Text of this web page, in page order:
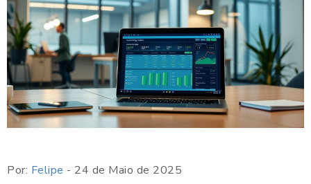
Por: Felipe - 24 de Maio de 2025